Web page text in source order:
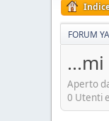
FORUM
Aperto
0 Utenti